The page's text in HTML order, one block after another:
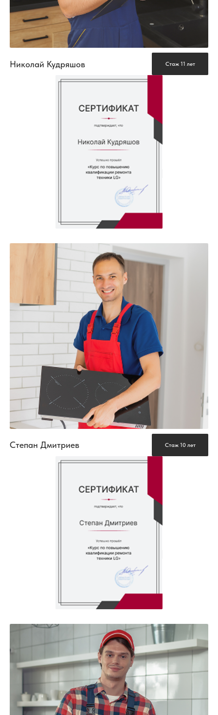
Николай Кудряшов Стаж 11 лет
Степан Дмитриев Стаж 10 лет